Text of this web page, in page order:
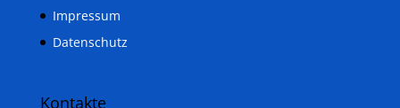
Impressum
Datenschutz
Kontakte